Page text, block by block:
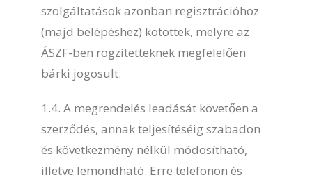
szolgáltatások azonban regisztrációhoz
(majd belépéshez) kötöttek, melyre az
ÁSZF-ben rögzítetteknek megfelelően
bárki jogosult.
1.4. A megrendelés leadását követően a
szerződés, annak teljesítéséig szabadon
és következmény nélkül módosítható,
illetve lemondható. Erre telefonon és